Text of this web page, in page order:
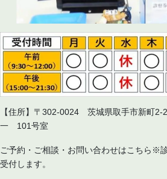
【住所】〒302-0024 茨城県取手市新町2-
一 101号室
ご予約・ご相談・お問い合わせはこちら※
受付します。